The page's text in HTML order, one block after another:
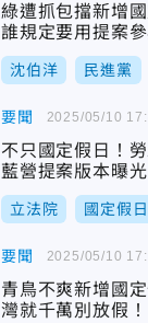
綠遭抓包擋新增
誰規定要用提案參
沈伯洋 民進黨
要聞
不只國定假日！
藍營提案版本曝光
立法院 國定假日
2025/05/10
要聞
青鳥不爽新增國
灣就千萬別放假！
2025/05/10